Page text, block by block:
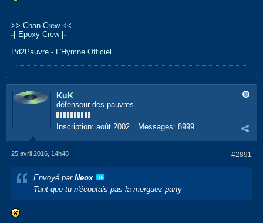
>> Chan Crew <<
-|
Epoxy Crew |-
Pd2Pauvre - L'Hymne Officiel
KuK
défenseur des pauvres...
Inscription: août 2002 Messages: 8999
#2891
25 avril 2016, 14h48
Envoyé par Neox
Tant que tu n'écoutais pas la merguez party